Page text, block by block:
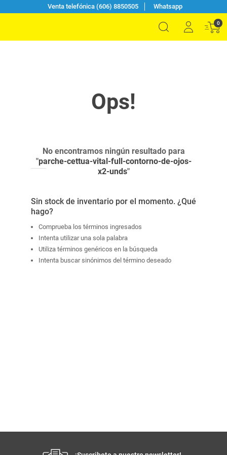
Venta telefónica (606) 8850505 Whatsapp
0
No encontramos ningún resultado para
"parche-cettua-vital-full-contorno-de-ojos-
x2-unds"
Sin stock de inventario por el momento. ¿Qué
hago?
Comprueba los términos ingresados
Intenta utilizar una sola palabra
Utiliza términos genéricos en la búsqueda
Intenta buscar sinónimos del término deseado